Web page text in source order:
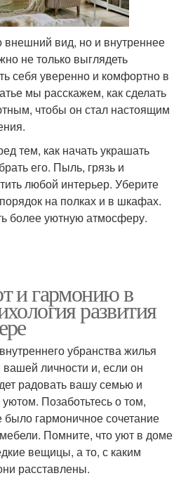
внешний вид, но и внутреннее
не только выглядеть
себя уверенно и комфортно в
мы расскажем, как сделать
чтобы он стал настоящим
тем, как начать украшать
его. Пыль, грязь и
любой интерьер. Уберите
на полках и в шкафах.
более уютную атмосферу.
и гармонию в
развития
убранства жилья
вашей личности и, если он
радовать вашу семью и
Позаботьтесь о том,
гармоничное сочетание
Помните, что уют в доме
вещицы, а то, с каким
расставлены.